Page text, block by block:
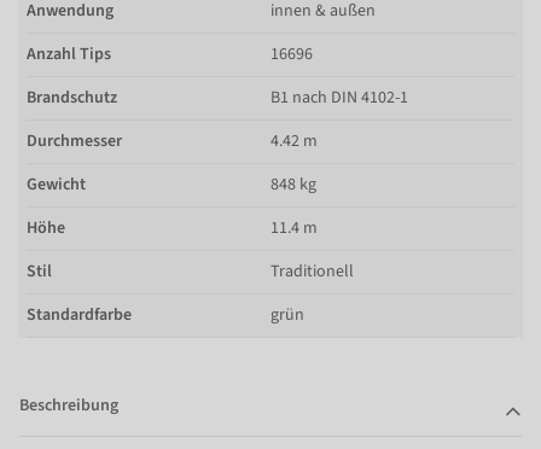
Anwendung
innen & außen
Anzahl Tips
16696
Brandschutz
B1 nach DIN 4102-1
Durchmesser
4.42 m
Gewicht
848 kg
Höhe
11.4 m
Stil
Traditionell
Standardfarbe
grün
Beschreibung